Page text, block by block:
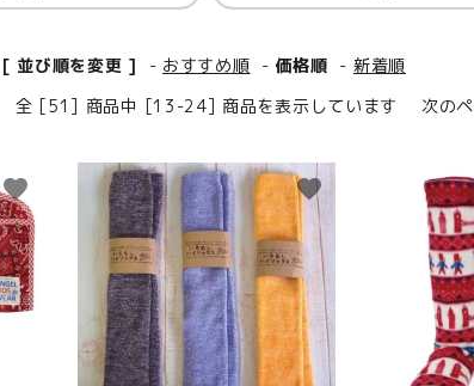
[ 並び順を変更 ] - おすすめ順 - 価格順 - 新着順
全 [51] 商品中 [13-24] 商品を表示しています 次の
favorite favorite